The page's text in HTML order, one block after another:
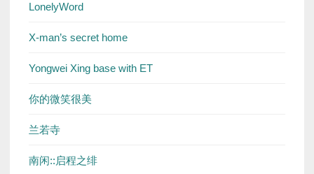
LonelyWord
X-man’s secret home
Yongwei Xing base with ET
你的微笑很美
兰若寺
南闲::启程之绯